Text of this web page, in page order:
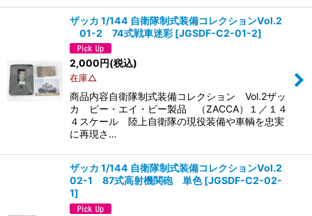
ザッカ 1/144 自衛隊制式装備コレクションVol.2
01-2 74式戦車迷彩 [JGSDF-C2-01-2]
2,000円(税込)
在庫△
商品内容自衛隊制式装備コレクション Vol.2ザッ
カ ピー・エイ・ピー製品 （ZACCA）１／１４
４スケール 陸上自衛隊の現役装備や車輌を忠実
に再現さ…
ザッカ 1/144 自衛隊制式装備コレクションVol.2
02-1 87式高射機関砲 単色 [JGSDF-C2-02-
1]